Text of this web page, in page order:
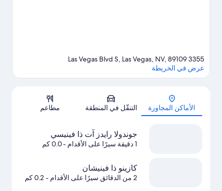
الخريطة
3355 Las Vegas Blvd S, Las Vegas, NV, 89109
عرض في الخريطة
الأماكن المجاورة التنقّل في المنطقة مطاعم
جوندولا رايدز آت ذا فينيسي
1 دقيقة سيرًا على الأقدام - 0.0 كم
كازينو ذا فينيشان
2 من الدقائق سيرًا على الأقدام - 0.2 كم